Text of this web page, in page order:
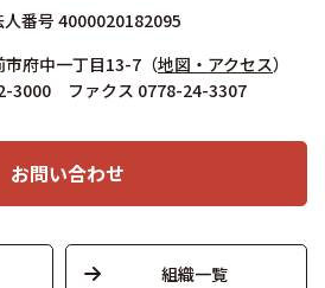
番号 4000020182095
市府中一丁目13-7 （地図・アクセス）
3000 ファクス 0778-24-3307
お問い合わせ
組織一覧